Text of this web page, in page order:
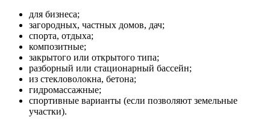
для бизнеса;
загородных, частных домов, дач;
спорта, отдыха;
композитные;
закрытого или открытого типа;
разборный или стационарный бассейн;
из стекловолокна, бетона;
гидромассажные;
спортивные варианты (если позволяют земельные
участки).